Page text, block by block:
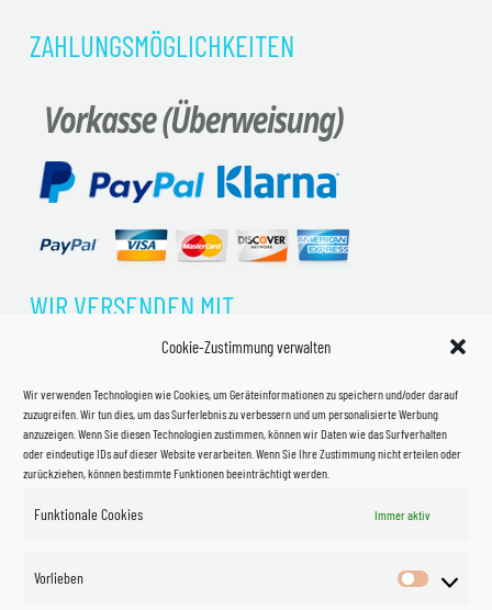
Cookie-Zustimmung verwalten
Wir verwenden Technologien wie Cookies, um Geräteinformationen zu speichern und/oder darauf
zuzugreifen. Wir tun dies, um das Surferlebnis zu verbessern und um personalisierte Werbung
anzuzeigen. Wenn Sie diesen Technologien zustimmen, können wir Daten wie das Surfverhalten
oder eindeutige IDs auf dieser Website verarbeiten. Wenn Sie Ihre Zustimmung nicht erteilen oder
zurückziehen, können bestimmte Funktionen beeinträchtigt werden.
Funktionale Cookies Immer aktiv
Vorlieben
Vorlieben
ZAHLUNGSMÖGLICHKEITEN
WIR VERSENDEN MIT